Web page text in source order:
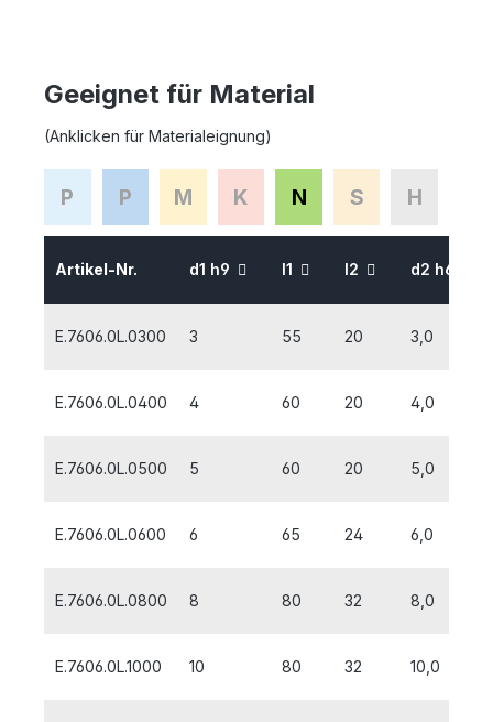
Geeignet für Material
(Anklicken für Materialeignung)
P P M K N S H
Artikel-Nr. d1 h9 l1 l2 d2 h6
E.7606.0L.0300 3 55 20 3,0
E.7606.0L.0400 4 60 20 4,0
E.7606.0L.0500 5 60 20 5,0
E.7606.0L.0600 6 65 24 6,0
E.7606.0L.0800 8 80 32 8,0
E.7606.0L.1000 10 80 32 10,0